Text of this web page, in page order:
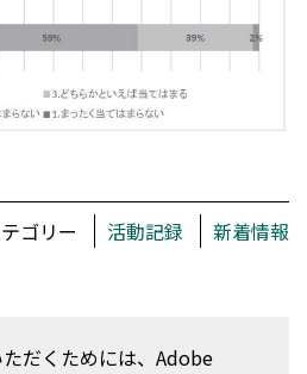
ゴリー 活動記録 新着情報
だくためには、Adobe